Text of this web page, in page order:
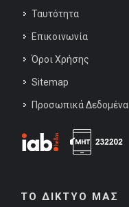
Ταυτότητα
Επικοινωνία
Όροι Χρήσης
Sitemap
Προσωπικά Δεδομένα
ΤΟ ΔΙΚΤΥΟ ΜΑΣ